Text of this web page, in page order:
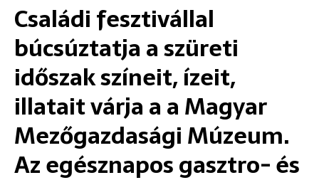
Családi fesztivállal
búcsúztatja a szüreti
időszak színeit, ízeit,
illatait várja a a Magyar
Mezőgazdasági Múzeum.
Az egésznapos gasztro- és